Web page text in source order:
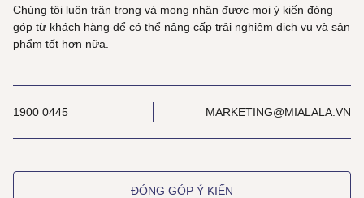
Chúng tôi luôn trân trọng và mong nhận được mọi ý kiến đóng
góp từ khách hàng để có thể nâng cấp trải nghiệm dịch vụ và sản
phẩm tốt hơn nữa.
1900 0445 MARKETING@MIALALA.VN
ĐÓNG GÓP Ý KIẾN